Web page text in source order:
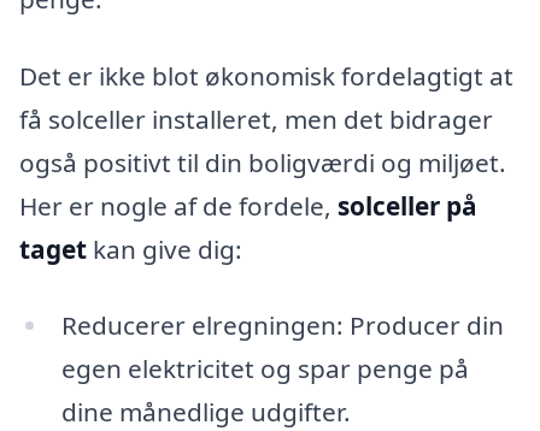
Det er ikke blot økonomisk fordelagtigt at
få solceller installeret, men det bidrager
også positivt til din boligværdi og miljøet.
Her er nogle af de fordele, solceller på
taget kan give dig:
Reducerer elregningen: Producer din
egen elektricitet og spar penge på
dine månedlige udgifter.